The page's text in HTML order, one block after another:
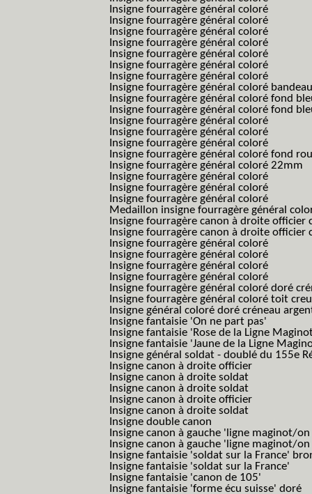
Insigne fourragère général coloré
Insigne fourragère général coloré
Insigne fourragère général coloré
Insigne fourragère général coloré
Insigne fourragère général coloré
Insigne fourragère général coloré
Insigne fourragère général coloré
Insigne fourragère général coloré
Insigne fourragère général coloré fond
Insigne fourragère général coloré fond
Insigne fourragère général coloré
Insigne fourragère général coloré
Insigne fourragère général coloré
Insigne fourragère général coloré fond
Insigne fourragère général coloré 22mm
Insigne fourragère général coloré
Insigne fourragère général coloré
Insigne fourragère général coloré
Medaillon insigne fourragère général
Insigne fourragère canon à droite
Insigne fourragère canon à droite
Insigne fourragère général coloré
Insigne fourragère général coloré
Insigne fourragère général coloré
Insigne fourragère général coloré
Insigne fourragère général coloré doré
Insigne fourragère général coloré toit
Insigne général coloré doré créneau
Insigne fantaisie 'On ne part pas'
Insigne fantaisie 'Rose de la Ligne
Insigne fantaisie 'Jaune de la Ligne
Insigne général soldat - doublé du 155e
Insigne canon à droite officier
Insigne canon à droite soldat
Insigne canon à droite soldat
Insigne canon à droite officier
Insigne canon à droite soldat
Insigne double canon
Insigne canon à gauche 'ligne maginot/
Insigne canon à gauche 'ligne maginot/
Insigne fantaisie 'soldat sur la France'
Insigne fantaisie 'soldat sur la France'
Insigne fantaisie 'canon de 105'
Insigne fantaisie 'forme écu suisse' doré